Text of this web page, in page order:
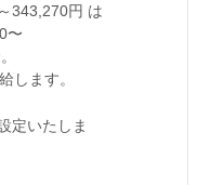
343,270円 は
〜
します。
定いたしま